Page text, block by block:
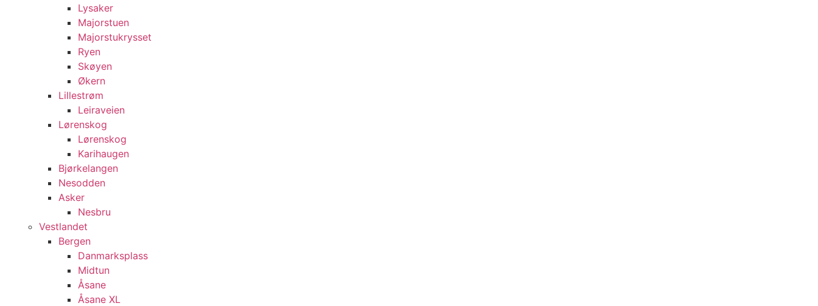
Lysaker
Majorstuen
Majorstukrysset
Ryen
Skøyen
Økern
Lillestrøm
Leiraveien
Lørenskog
Lørenskog
Karihaugen
Bjørkelangen
Nesodden
Asker
Nesbru
Vestlandet
Bergen
Danmarksplass
Midtun
Åsane
Åsane XL